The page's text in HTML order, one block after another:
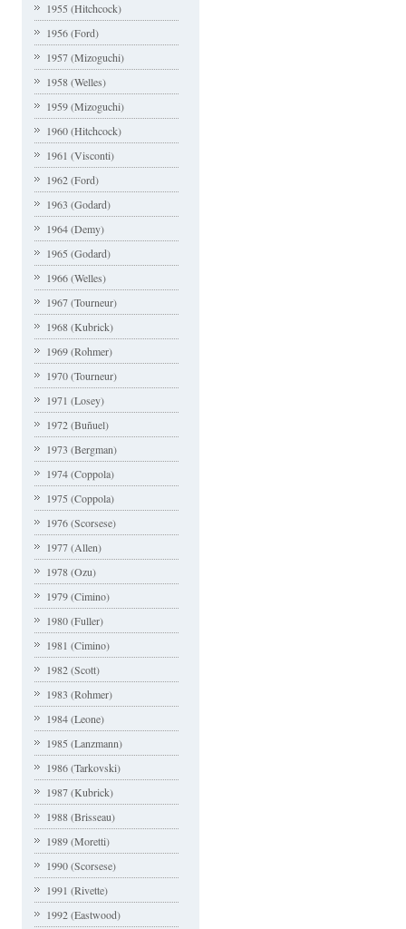
1955 (Hitchcock)
1956 (Ford)
1957 (Mizoguchi)
1958 (Welles)
1959 (Mizoguchi)
1960 (Hitchcock)
1961 (Visconti)
1962 (Ford)
1963 (Godard)
1964 (Demy)
1965 (Godard)
1966 (Welles)
1967 (Tourneur)
1968 (Kubrick)
1969 (Rohmer)
1970 (Tourneur)
1971 (Losey)
1972 (Buñuel)
1973 (Bergman)
1974 (Coppola)
1975 (Coppola)
1976 (Scorsese)
1977 (Allen)
1978 (Ozu)
1979 (Cimino)
1980 (Fuller)
1981 (Cimino)
1982 (Scott)
1983 (Rohmer)
1984 (Leone)
1985 (Lanzmann)
1986 (Tarkovski)
1987 (Kubrick)
1988 (Brisseau)
1989 (Moretti)
1990 (Scorsese)
1991 (Rivette)
1992 (Eastwood)